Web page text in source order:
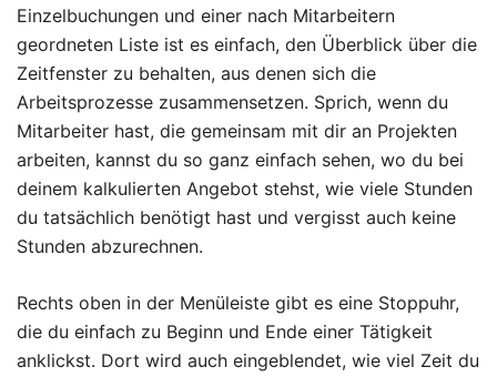
Einzelbuchungen und einer nach Mitarbeitern
geordneten Liste ist es einfach, den Überblick über die
Zeitfenster zu behalten, aus denen sich die
Arbeitsprozesse zusammensetzen. Sprich, wenn du
Mitarbeiter hast, die gemeinsam mit dir an Projekten
arbeiten, kannst du so ganz einfach sehen, wo du bei
deinem kalkulierten Angebot stehst, wie viele Stunden
du tatsächlich benötigt hast und vergisst auch keine
Stunden abzurechnen.
Rechts oben in der Menüleiste gibt es eine Stoppuhr,
die du einfach zu Beginn und Ende einer Tätigkeit
anklickst. Dort wird auch eingeblendet, wie viel Zeit du